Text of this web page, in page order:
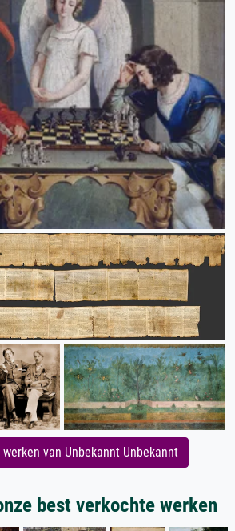
van Unbekannt Unbekannt
best verkochte werken